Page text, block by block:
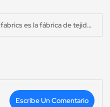
Artículo anterior:El parque mas fabrics es la fábrica de tejidos más grande de sri lanka
Escribe Un Comentario